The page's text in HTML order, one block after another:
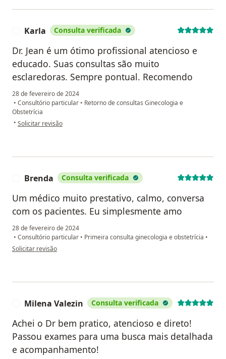
Karla Consulta verificada
Dr. Jean é um ótimo profissional atencioso e
educado. Suas consultas são muito
esclaredoras. Sempre pontual. Recomendo
28 de fevereiro de 2024
• Consultório particular • Retorno de consultas Ginecologia e
Obstetrícia
• na opinião do utilizador Karla
Solicitar revisão
Brenda Consulta verificada
Um médico muito prestativo, calmo, conversa
com os pacientes. Eu simplesmente amo
28 de fevereiro de 2024
• Consultório particular • Primeira consulta ginecologia e obstetrícia •
na opinião do utilizador Brenda
Solicitar revisão
Milena Valezin Consulta verificada
Achei o Dr bem pratico, atencioso e direto!
Passou exames para uma busca mais detalhada
e acompanhamento!